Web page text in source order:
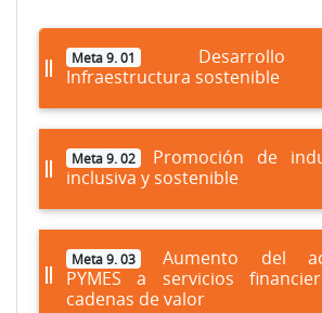
Meta 9. 01 Desarrollo
Infraestructura sostenible
Meta 9. 02 Promoción de
inclusiva y sostenible
Meta 9. 03 Aumento del
PYMES a servicios
cadenas de valor